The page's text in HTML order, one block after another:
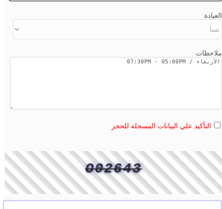
العيادة
ملاحظات
التأكيد علي البيانات المسجلة للحجز
O02643